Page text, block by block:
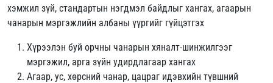
хэмжил зүй, стандартын нэгдмэл байдлыг хангах, агаарын
чанарын мэргэжлийн албаны үүргийг гүйцэтгэх
Хүрээлэн буй орчны чанарын хяналт-шинжилгээг
мэргэжил, арга зүйн удирдлагаар хангах
Агаар, ус, хөрсний чанар, цацраг идэвхийн түвшний